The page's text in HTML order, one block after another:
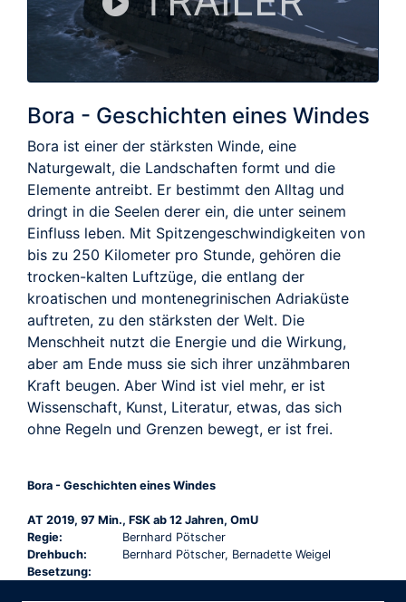
Bora - Geschichten eines Windes
Bora ist einer der stärksten Winde, eine
Naturgewalt, die Landschaften formt und die
Elemente antreibt. Er bestimmt den Alltag und
dringt in die Seelen derer ein, die unter seinem
Einfluss leben. Mit Spitzengeschwindigkeiten von
bis zu 250 Kilometer pro Stunde, gehören die
trocken-kalten Luftzüge, die entlang der
kroatischen und montenegrinischen Adriaküste
auftreten, zu den stärksten der Welt. Die
Menschheit nutzt die Energie und die Wirkung,
aber am Ende muss sie sich ihrer unzähmbaren
Kraft beugen. Aber Wind ist viel mehr, er ist
Wissenschaft, Kunst, Literatur, etwas, das sich
ohne Regeln und Grenzen bewegt, er ist frei.
Bora - Geschichten eines Windes
AT 2019, 97 Min., FSK ab 12 Jahren, OmU
Regie:
Bernhard Pötscher
Drehbuch:
Bernhard Pötscher, Bernadette Weigel
Besetzung: